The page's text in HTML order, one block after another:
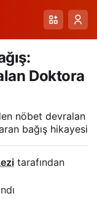
Doktora
nöbet devralan
bağış hikayesi
tarafından
Paylaş